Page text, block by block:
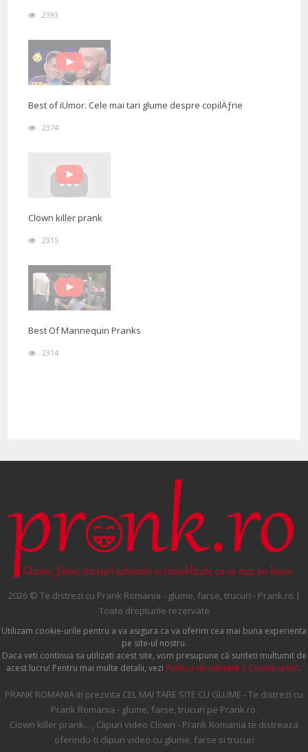
2393
Best of iUmor. Cele mai tari glume despre copilÄƒrie
2374
Clown killer prank
2315
Best Of Mannequin Pranks
2314
2026 © Te distrezi cu Prank Romania - glume, farse, trucuri - Prank.ro |
Toate drepturile rezervate
Utilizam cookie-urile pentru a va asigura ca va oferim cea mai buna experienta
pe site-ul nostru.
Daca veti continua sa utilizati acest site, vom presupune că sunteti multumit de
acest lucru! Pentru mai multe detalii, vezi Politica de utilizare a Cookie-urilor.
PRANK ROMANIA iti prezinta CEL MAI TARE SITE CU GLUME - Te distrezi cu
Prank Romania - glume, farse, trucuri pe Prank.ro.
Clown killer prank... , Clipuri video Clown - Prank Romania te distreaza
oferindu-ti clipuri video cu glume, farse si trucuri